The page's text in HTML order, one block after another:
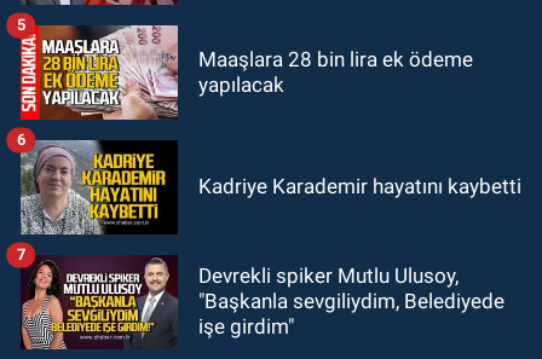
Maaşlara 28 bin lira ek ödeme
yapılacak
5
Kadriye Karademir hayatını kaybetti
6
Devrekli spiker Mutlu Ulusoy,
"Başkanla sevgiliydim, Belediyede
işe girdim"
7